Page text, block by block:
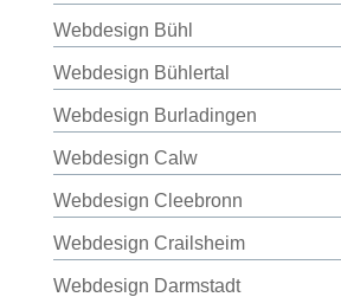
Webdesign Bühl
Webdesign Bühlertal
Webdesign Burladingen
Webdesign Calw
Webdesign Cleebronn
Webdesign Crailsheim
Webdesign Darmstadt